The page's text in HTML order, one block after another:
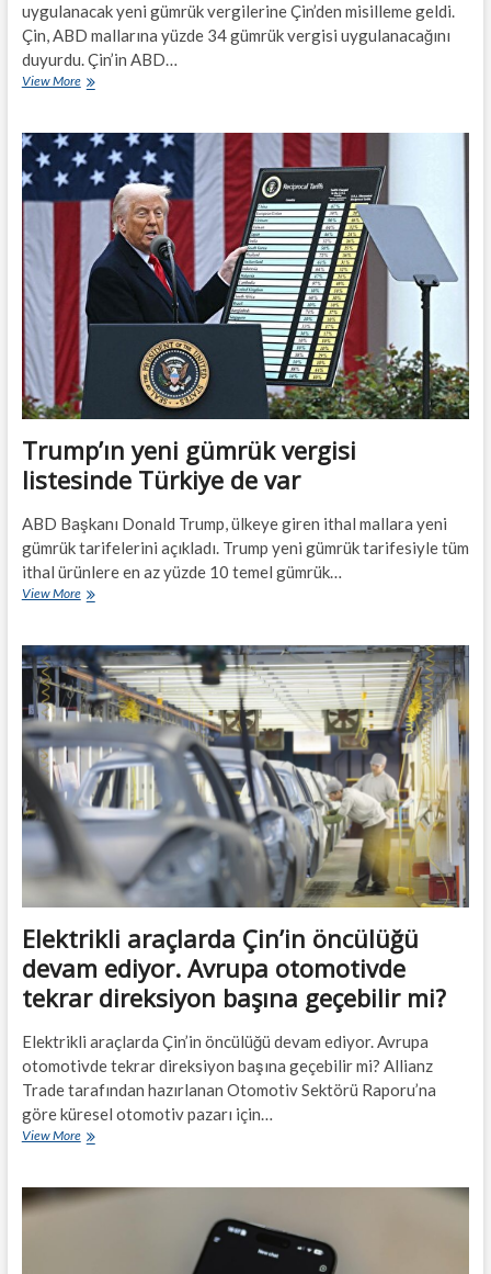
uygulanacak yeni gümrük vergilerine Çin’den misilleme geldi.
Çin, ABD mallarına yüzde 34 gümrük vergisi uygulanacağını
duyurdu. Çin’in ABD…
View MoreABD
arasındaki
ticaret
savaşında
Çin’den
misilleme…
Trump’ın yeni gümrük vergisi
listesinde Türkiye de var
ABD Başkanı Donald Trump, ülkeye giren ithal mallara yeni
gümrük tarifelerini açıkladı. Trump yeni gümrük tarifesiyle tüm
ithal ürünlere en az yüzde 10 temel gümrük…
View MoreTrump’ın
vergisi
listesinde
Türkiye
de
var
Elektrikli araçlarda Çin’in öncülüğü
devam ediyor. Avrupa otomotivde
tekrar direksiyon başına geçebilir mi?
Elektrikli araçlarda Çin’in öncülüğü devam ediyor. Avrupa
otomotivde tekrar direksiyon başına geçebilir mi? Allianz
Trade tarafından hazırlanan Otomotiv Sektörü Raporu’na
göre küresel otomotiv pazarı için…
View MoreElektrikli
öncülüğü